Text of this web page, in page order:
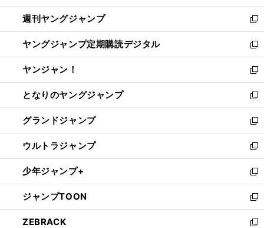
開
く
ウ
で
開
く
ン
ド
ウ
で
開
く
ウ
ィ
ン
ド
ウ
で
開
く
週刊ヤングジャンプ
新
し
い
ウ
ィ
ン
ド
ウ
で
開
く
ヤングジャンプ定期購読デジタル
新
し
い
ウ
ィ
ン
ド
ウ
で
開
く
ヤンジャン！
新
し
い
ウ
ィ
ン
ド
ウ
で
開
く
となりのヤングジャンプ
新
し
い
ウ
ィ
ン
ド
ウ
で
開
く
グランドジャンプ
新
し
い
ウ
ィ
ン
ド
ウ
で
ウルトラジャンプ
新
し
い
ウ
ィ
ン
ド
少年ジャンプ+
新
し
い
ウ
ィ
ジャンプTOON
新
し
い
ZEBRACK
新